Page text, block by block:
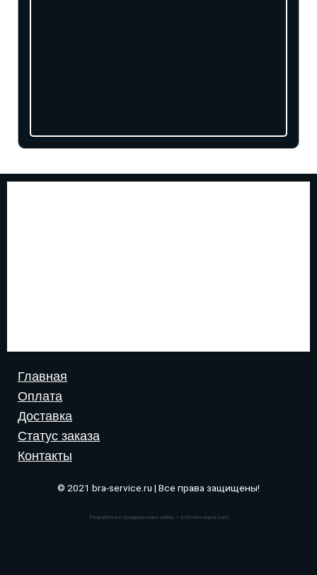
Главная
Оплата
Доставка
Статус заказа
Контакты
© 2021 bra-service.ru | Все права защищены!
Разработка и продвижение сайта — Inet-developer.com